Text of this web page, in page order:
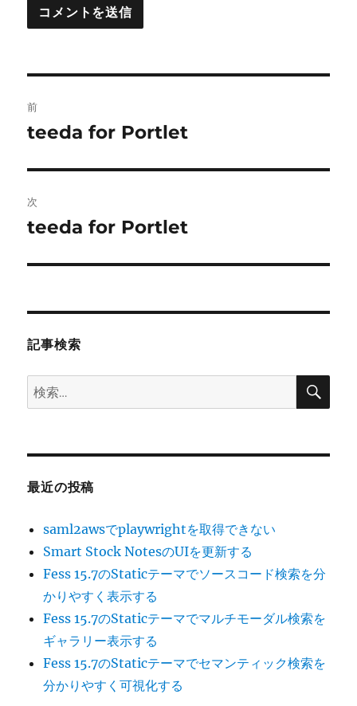
稿
ビ
ゲ
ー
前
前
投
稿:
teeda for Portlet
次
次
投
teeda for Portlet
記事検索
検
索:
検
最近の投稿
saml2awsでplaywrightを取得できない
Smart Stock NotesのUIを更新する
Fess 15.7のStaticテーマでソースコード検索を分
かりやすく表示する
Fess 15.7のStaticテーマでマルチモーダル検索を
ギャラリー表示する
Fess 15.7のStaticテーマでセマンティック検索を
分かりやすく可視化する